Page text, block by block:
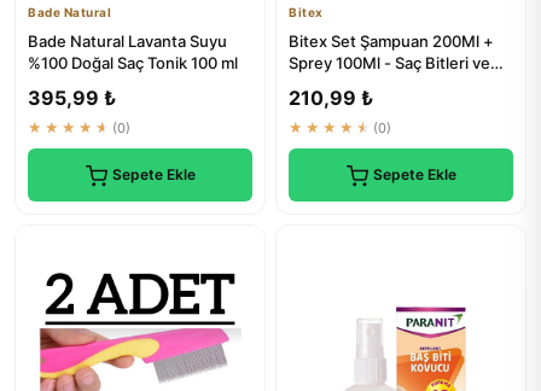
Bade Natural
Bade Natural Lavanta Suyu
%100 Doğal Saç Tonik 100 ml
395,99 ₺
★★★★★ (0)
Sepete Ekle
Bitex
Bitex Set Şampuan 200Ml +
Sprey 100Ml - Saç Bitleri ve
210,99 ₺
★★★★★ (0)
Sepete Ekle